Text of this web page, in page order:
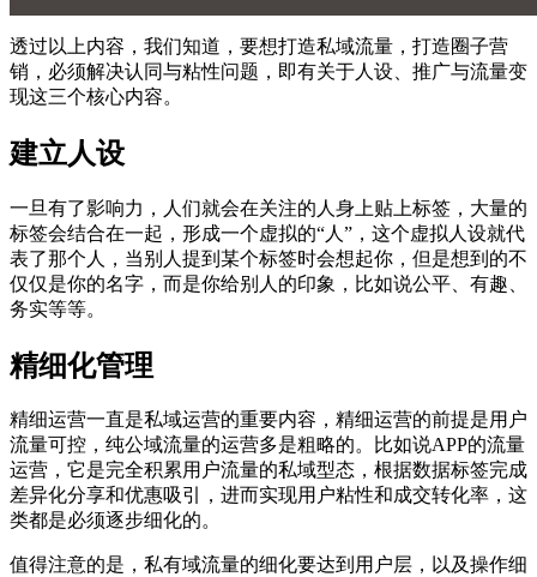
透过以上内容，我们知道，要想打造私域流量，打造圈子营
销，必须解决认同与粘性问题，即有关于人设、推广与流量变
现这三个核心内容。
建立人设
一旦有了影响力，人们就会在关注的人身上贴上标签，大量的
标签会结合在一起，形成一个虚拟的“人”，这个虚拟人设就代
表了那个人，当别人提到某个标签时会想起你，但是想到的不
仅仅是你的名字，而是你给别人的印象，比如说公平、有趣、
务实等等。
精细化管理
精细运营一直是私域运营的重要内容，精细运营的前提是用户
流量可控，纯公域流量的运营多是粗略的。比如说APP的流量
运营，它是完全积累用户流量的私域型态，根据数据标签完成
差异化分享和优惠吸引，进而实现用户粘性和成交转化率，这
类都是必须逐步细化的。
值得注意的是，私有域流量的细化要达到用户层，以及操作细